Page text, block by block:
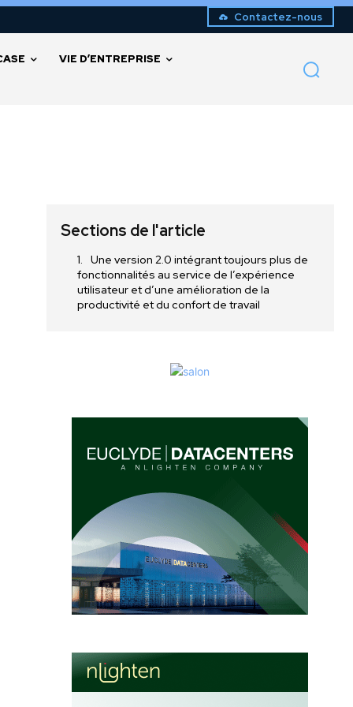
Contactez-nous
VIE D’ENTREPRISE
Sections de l'article
Une version 2.0 intégrant toujours plus de
fonctionnalités au service de l’expérience
utilisateur et d’une amélioration de la
productivité et du confort de travail